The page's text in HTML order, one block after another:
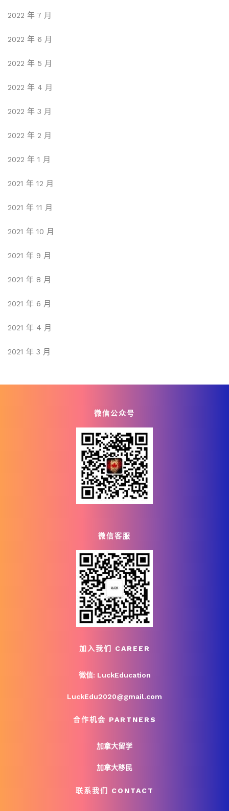
2022 年 7 月
2022 年 6 月
2022 年 5 月
2022 年 4 月
2022 年 3 月
2022 年 2 月
2022 年 1 月
2021 年 12 月
2021 年 11 月
2021 年 10 月
2021 年 9 月
2021 年 8 月
2021 年 6 月
2021 年 4 月
2021 年 3 月
微信公众号
微信客服
加入我们 CAREER
微信: LuckEducation
LuckEdu2020@gmail.com
合作机会 PARTNERS
加拿大留学
加拿大移民
联系我们 CONTACT